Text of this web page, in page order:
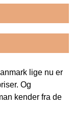
lige nu er
Og
kender fra de